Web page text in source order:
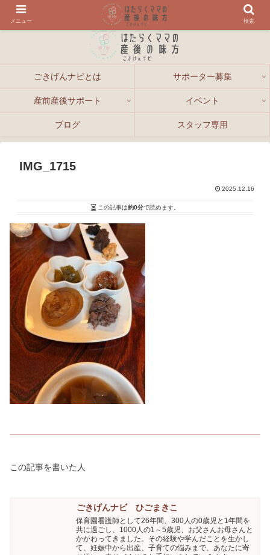
ごきげんナビとは サポーター募集
産前産後サポート イベント
ブログ スタッフ専用
IMG_1715
2025.12.16
この記事は約0分で読めます。
この記事を書いた人
ごきげんナビ ひごまきこ
保育園看護師として26年間、300人の0歳児と1年間を
共に過ごし、1000人の1～5歳児、お父さんお母さんと
かかわってきました。その経験や学んだことを生かし
て、妊娠中から出産、子育ての悩みまで、あなたに寄
メニュー 検索